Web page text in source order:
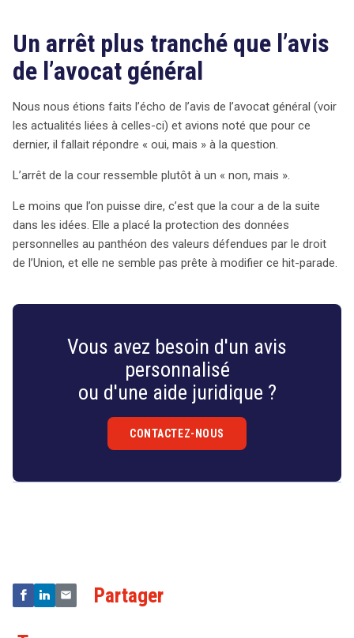
Un arrêt plus tranché que l’avis
de l’avocat général
Nous nous étions faits l’écho de l’avis de l’avocat général (voir
les actualités liées à celles-ci) et avions noté que pour ce
dernier, il fallait répondre « oui, mais » à la question.
L’arrêt de la cour ressemble plutôt à un « non, mais ».
Le moins que l’on puisse dire, c’est que la cour a de la suite
dans les idées. Elle a placé la protection des données
personnelles au panthéon des valeurs défendues par le droit
de l’Union, et elle ne semble pas prête à modifier ce hit-parade.
Vous avez besoin d'un avis
personnalisé
ou d'une aide juridique ?
CONTACTEZ-NOUS
Partager